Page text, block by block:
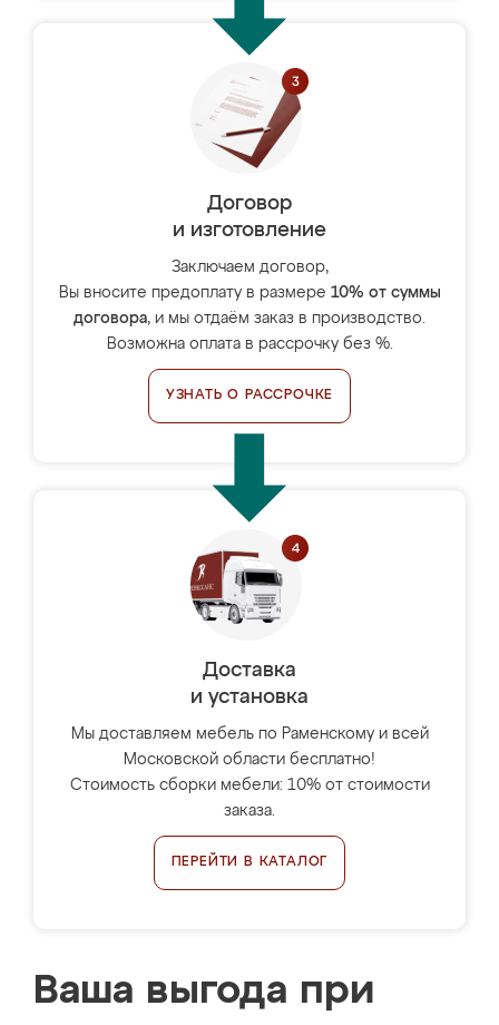
Договор
и изготовление
Заключаем договор,
Вы вносите предоплату в размере 10% от суммы
договора, и мы отдаём заказ в производство.
Возможна оплата в рассрочку без %.
УЗНАТЬ О РАССРОЧКЕ
Доставка
и установка
Мы доставляем мебель по Раменскому и всей
Московской области бесплатно!
Стоимость сборки мебели: 10% от стоимости
заказа.
ПЕРЕЙТИ В КАТАЛОГ
Ваша выгода при